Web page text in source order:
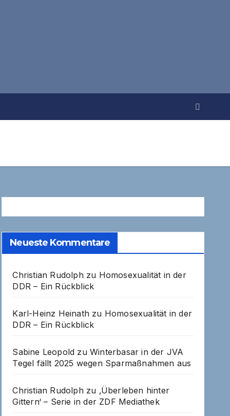
Neueste Kommentare
Christian Rudolphzu Homosexualität in der
DDR – Ein Rückblick
Karl-Heinz Heinathzu Homosexualität in der
DDR – Ein Rückblick
Sabine Leopold zu Winterbasar in der JVA
Tegel fällt 2025 wegen Sparmaßnahmen aus
Christian Rudolphzu ‚Überleben hinter
Gittern‘ – Serie in der ZDF Mediathek